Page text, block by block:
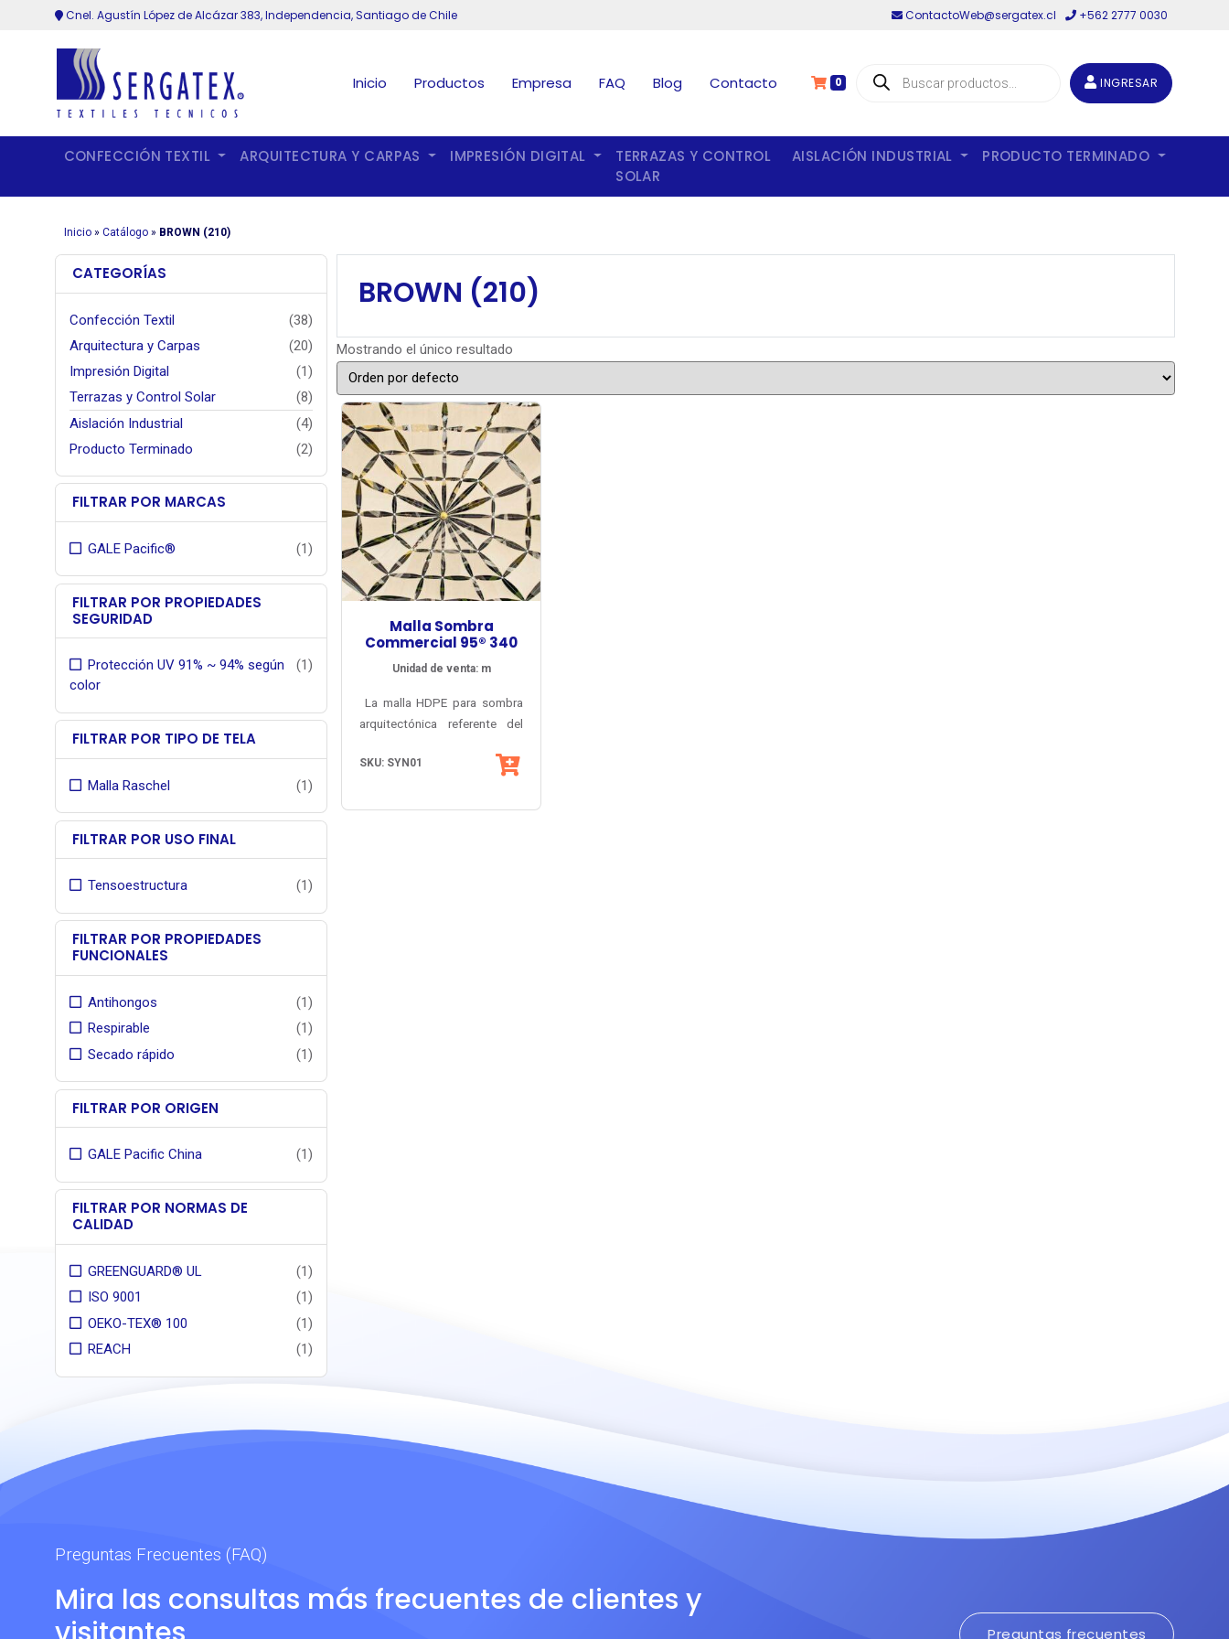
Cnel. Agustín López de Alcázar 383, Independencia, Santiago de Chile ContactoWeb@sergatex.cl +562 2777 0030
Inicio Productos Empresa FAQ Blog Contacto 0
Búsqueda
de INGRESAR
CONFECCIÓN TEXTIL ARQUITECTURA Y CARPAS IMPRESIÓN DIGITAL
TERRAZAS Y CONTROL
SOLAR
AISLACIÓN INDUSTRIAL PRODUCTO TERMINADO
Inicio» Catálogo» BROWN (210)
CATEGORÍAS
Confección Textil
(38)
Arquitectura y Carpas
(20)
Impresión Digital
(1)
Terrazas y Control Solar
(8)
Aislación Industrial
(4)
Producto Terminado
(2)
FILTRAR POR MARCAS
GALE Pacific® (1)
FILTRAR POR PROPIEDADES
SEGURIDAD
Protección UV 91% ~ 94% según
color
(1)
FILTRAR POR TIPO DE TELA
Malla Raschel (1)
FILTRAR POR USO FINAL
Tensoestructura (1)
FILTRAR POR PROPIEDADES
FUNCIONALES
Antihongos
(1)
Respirable
(1)
Secado rápido
(1)
FILTRAR POR ORIGEN
GALE Pacific China (1)
FILTRAR POR NORMAS DE
CALIDAD
GREENGUARD® UL
(1)
ISO 9001
(1)
OEKO-TEX® 100
(1)
REACH
(1)
BROWN (210)
Mostrando el único resultado
Malla Sombra
Commercial 95® 340
Unidad de venta: m
La malla HDPE para sombra
arquitectónica referente del
vendida, con la carta de
garantía y el más largo
SKU: SYN01
Preguntas Frecuentes (FAQ)
Mira las consultas más frecuentes de clientes y
Preguntas frecuentes